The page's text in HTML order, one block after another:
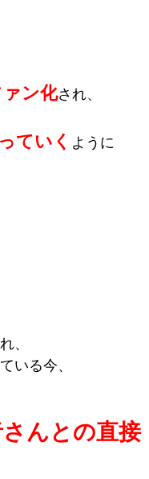
ン化され、
ていく ように
、
いる今、
さんとの直接